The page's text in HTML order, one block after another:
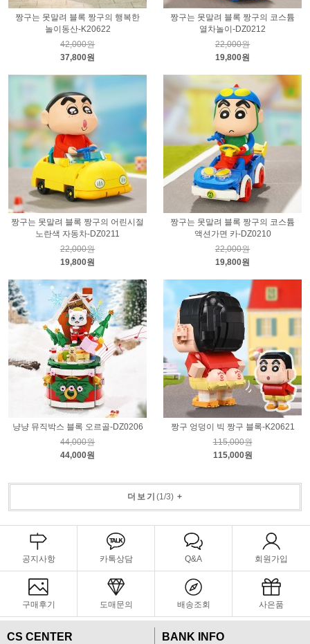
짱구는 못말려 블록 짱구의 행복한
놀이동산-K20622
42,000원
37,800원
짱구는 못말려 블록 짱구의 코스튬
열차놀이-DZ0212
22,000원
19,800원
짱구는 못말려 블록 짱구의 어린시절
노란색 자동차-DZ0211
22,000원
19,800원
짱구는 못말려 블록 짱구의 코스튬
액션가면 카-DZ0210
22,000원
19,800원
냥냥 뮤직박스 블록 오르골-DZ0206
44,000원
44,000원
짱구 엉덩이 빅 짱구 블록-K20621
115,000원
115,000원
더보기 (1/3)+
공지사항 카톡상담 Q&A 회원가입
구매후기 도매문의 배송조회 사은품
CS CENTER BANK INFO